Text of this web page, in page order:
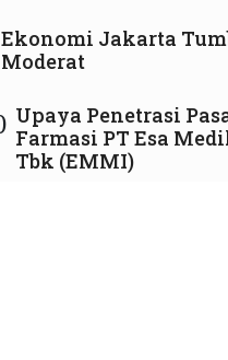
Ekonomi Jakarta
Moderat
Upaya Penetrasi
Farmasi PT Esa
Tbk (EMMI)